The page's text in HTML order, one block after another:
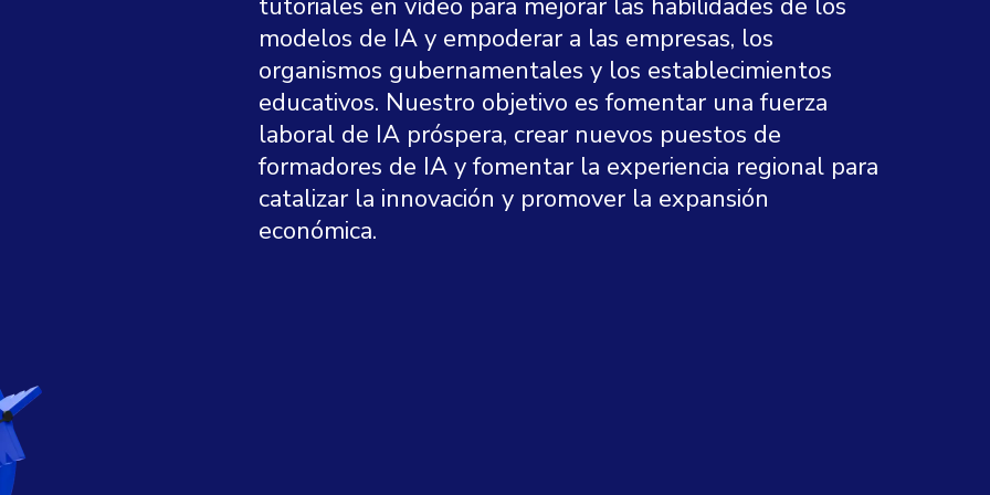
tutoriales en vídeo para mejorar las habilidades de los
modelos de IA y empoderar a las empresas, los
organismos gubernamentales y los establecimientos
educativos. Nuestro objetivo es fomentar una fuerza
laboral de IA próspera, crear nuevos puestos de
formadores de IA y fomentar la experiencia regional para
catalizar la innovación y promover la expansión
económica.